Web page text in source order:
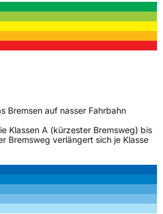
Bremsen auf nasser Fahrbahn
Klassen A (kürzester Bremsweg) bis
Bremsweg verlängert sich je Klasse